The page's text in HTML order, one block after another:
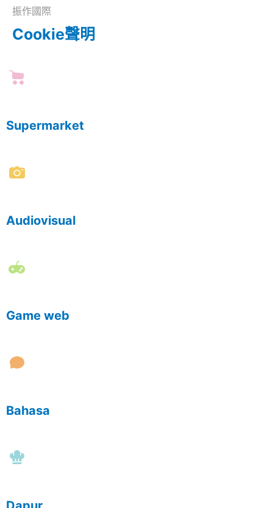
振作國際
Cookie聲明
Supermarket
Audiovisual
Game web
Bahasa